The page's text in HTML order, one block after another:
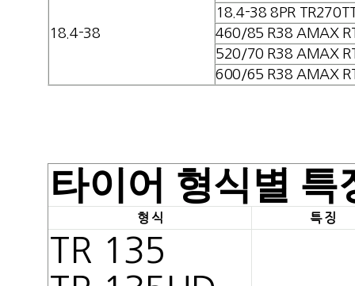
18.4-38
18.4-38 8PR
460/85 R38 AMAX
520/70 R38 AMAX
600/65 R38 AMAX
타이어 형식별 특
형 식 특 징
TR 135